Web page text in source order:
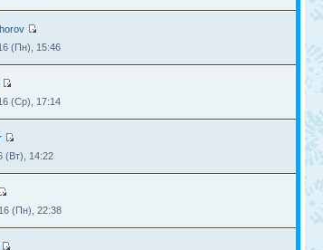
(Пн), 15:46
(Ср), 17:14
(Вт), 14:22
(Пн), 22:38